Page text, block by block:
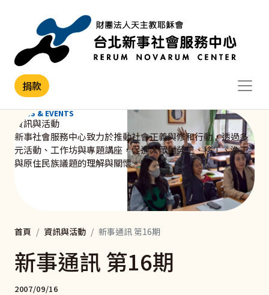
捐款
NEWS & EVENTS
資訊與活動
新事社會服務中心致力於推動社會正義與修和行動，透過多
元活動、工作坊與專題講座，促進大眾對勞工、移工、漁工
與原住民族議題的理解與關懷。
首頁 資訊與活動 新事通訊 第16期
新事通訊 第16期
2007/09/16